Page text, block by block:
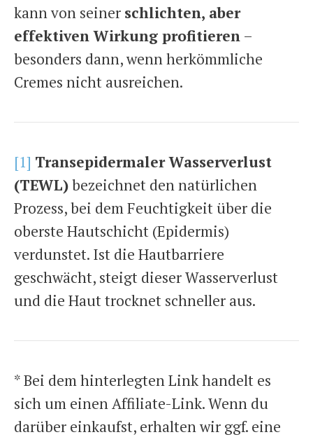
kann von seiner schlichten, aber
effektiven Wirkung profitieren –
besonders dann, wenn herkömmliche
Cremes nicht ausreichen.
[1] Transepidermaler Wasserverlust
(TEWL)bezeichnet den natürlichen
Prozess, bei dem Feuchtigkeit über die
oberste Hautschicht (Epidermis)
verdunstet. Ist die Hautbarriere
geschwächt, steigt dieser Wasserverlust
und die Haut trocknet schneller aus.
* Bei dem hinterlegten Link handelt es
sich um einen Affiliate-Link. Wenn du
darüber einkaufst, erhalten wir ggf. eine